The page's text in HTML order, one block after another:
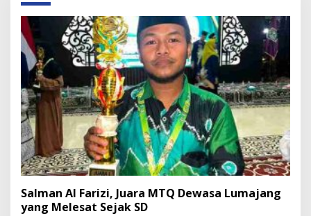
Salman Al Farizi, Juara MTQ Dewasa Lumajang
yang Melesat Sejak SD